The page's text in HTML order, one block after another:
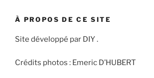
À PROPOS DE CE SITE
Site développé par DIY .
Crédits photos : Emeric D’HUBERT